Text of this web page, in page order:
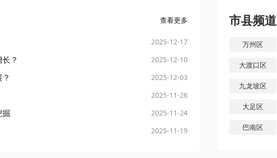
查看更多
2025-12-17
？ 2025-12-10
2025-12-03
2025-11-26
掘 2025-11-24
2025-11-19
市县频道
万州区
大渡口区
九龙坡区
大足区
巴南区